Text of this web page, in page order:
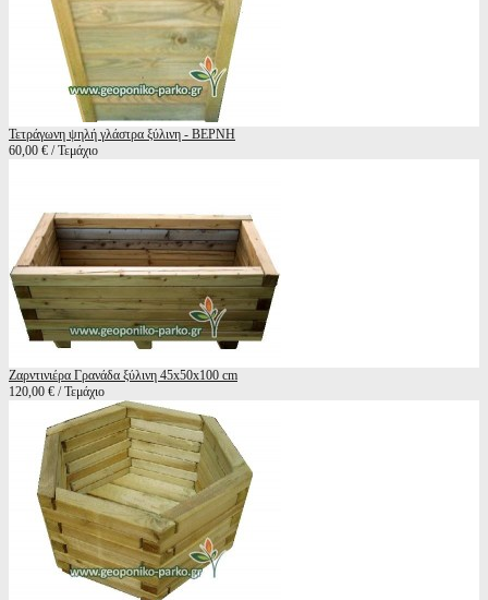
Τετράγωνη ψηλή γλάστρα ξύλινη - ΒΕΡΝΗ
60,00 € / Τεμάχιο
Ζαρντινιέρα Γρανάδα ξύλινη 45x50x100 cm
120,00 € / Τεμάχιο